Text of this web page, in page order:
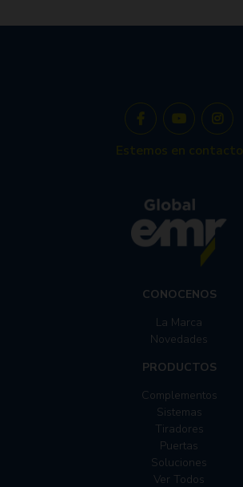
CONOCENOS
La Marca
Novedades
PRODUCTOS
Complementos
Sistemas
Tiradores
Puertas
Soluciones
Ver Todos
Estemos en contacto